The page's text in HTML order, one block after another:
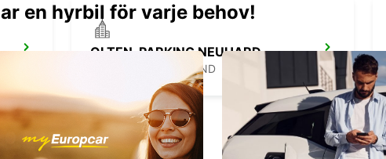
OLTEN, PARKING NEUHARD
OLTEN - SWITZERLAND
en hyrbil för varje behov!